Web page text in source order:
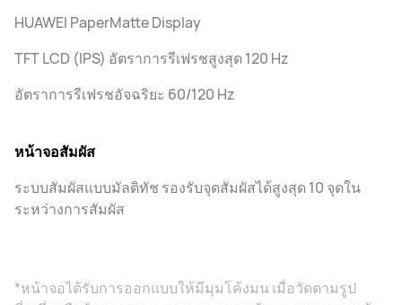
HUAWEI PaperMatte Display
TFT LCD (IPS) อัตราการรีเฟรชสูงสุด 120 Hz
อัตราการรีเฟรชอัจฉริยะ 60/120 Hz
หน้าจอสัมผัส
ระบบสัมผัสแบบมัลติทัช รองรับจุดสัมผัสได้สูงสุด 10 จุดใน
ระหว่างการสัมผัส
*หน้าจอได้รับการออกแบบให้มีมุมโค้งมน เมื่อวัดตามรูป